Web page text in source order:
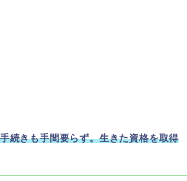
続きも手間要らず。生きた資格を取得